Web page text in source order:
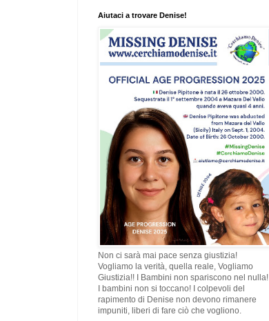
Aiutaci a trovare Denise!
Non ci sarà mai pace senza giustizia!
Vogliamo la verità, quella reale, Vogliamo
Giustizia!! I Bambini non spariscono nel nulla!
I bambini non si toccano! I colpevoli del
rapimento di Denise non devono rimanere
impuniti, liberi di fare ciò che vogliono.